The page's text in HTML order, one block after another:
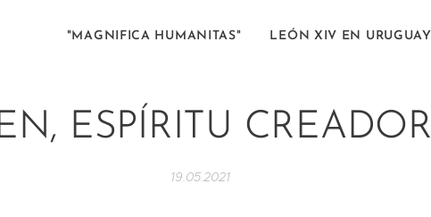
"MAGNIFICA HUMANITAS" LEÓN XIV EN URUGUAY
ESPÍRITU CREADOR
19.05.2021